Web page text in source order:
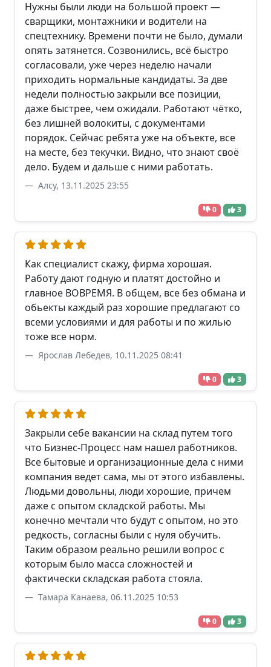
Нужны были люди на большой проект —
сварщики, монтажники и водители на
спецтехнику. Времени почти не было, думали
опять затянется. Созвонились, всё быстро
согласовали, уже через неделю начали
приходить нормальные кандидаты. За две
недели полностью закрыли все позиции,
даже быстрее, чем ожидали. Работают чётко,
без лишней волокиты, с документами
порядок. Сейчас ребята уже на объекте, все
на месте, без текучки. Видно, что знают своё
дело. Будем и дальше с ними работать.
Алсу, 13.11.2025 23:55
0 3
Как специалист скажу, фирма хорошая.
Работу дают годную и платят достойно и
главное ВОВРЕМЯ. В общем, все без обмана и
обьекты каждый раз хорошие предлагают со
всеми условиями и для работы и по жилью
тоже все норм.
Ярослав Лебедев, 10.11.2025 08:41
0 3
Закрыли себе вакансии на склад путем того
что Бизнес-Процесс нам нашел работников.
Все бытовые и организационные дела с ними
компания ведет сама, мы от этого избавлены.
Людьми довольны, люди хорошие, причем
даже с опытом складской работы. Мы
конечно мечтали что будут с опытом, но это
редкость, согласны были с нуля обучить.
Таким образом реально решили вопрос с
которым было масса сложностей и
фактически складская работа стояла.
Тамара Канаева, 06.11.2025 10:53
0 3